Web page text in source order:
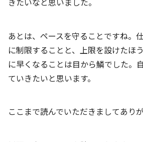
あとは、ペースを守ることですね。
に制限することと、上限を設けたほ
に早くなることは目から鱗でした。
ていきたいと思います。
ここまで読んでいただきましてあり